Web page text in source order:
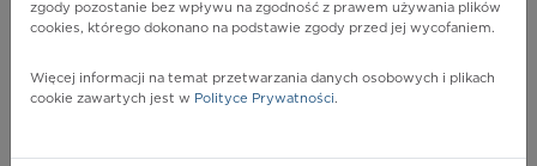
Pharmindex
zgody pozostanie bez wpływu na zgodność z prawem używania plików
cookies, którego dokonano na podstawie zgody przed jej wycofaniem.
Więcej informacji na temat przetwarzania danych osobowych i plikach
cookie zawartych jest w Polityce Prywatności.